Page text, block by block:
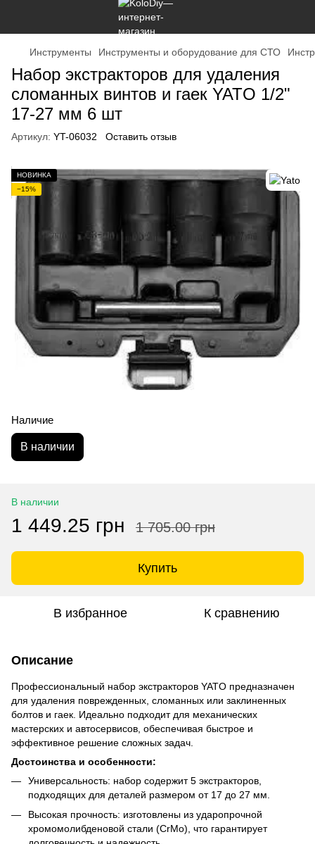
Инструменты Инструменты и оборудование для СТО
Набор экстракторов для удаления
сломанных винтов и гаек YATO 1/2"
17-27 мм 6 шт
Артикул: YT-06032 Оставить отзыв
НОВИНКА
−15%
Наличие
В наличии
В наличии
1 449.25 грн 1 705.00 грн
Купить
В избранное К сравнению
Описание
Профессиональный набор экстракторов YATO предназначен
для удаления поврежденных, сломанных или заклиненных
болтов и гаек. Идеально подходит для механических
мастерских и автосервисов, обеспечивая быстрое и
эффективное решение сложных задач.
Достоинства и особенности:
Универсальность: набор содержит 5 экстракторов,
подходящих для деталей размером от 17 до 27 мм.
Высокая прочность: изготовлены из ударопрочной
хромомолибденовой стали (CrMo), что гарантирует